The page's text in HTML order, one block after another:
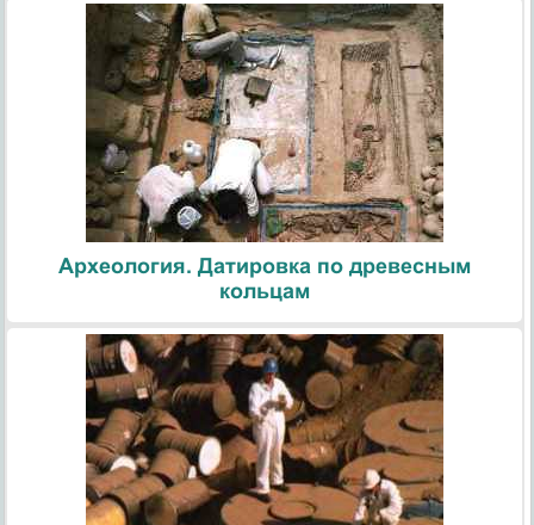
Археология. Датировка по древесным
кольцам